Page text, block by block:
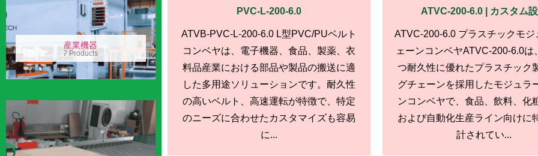
産業機器
7 Products
PVC-L-200-6.0
ATVB-PVC-L-200-6.0 L型PVC/PUベルト
コンベヤは、電子機器、食品、製薬、衣
料品産業における部品や製品の搬送に適
した多用途ソリューションです。耐久性
の高いベルト、高速運転が特徴で、特定
のニーズに合わせたカスタマイズも容易
に...
ATVC-200-6.0 | カスタム
ATVC-200-6.0 プラスチックモジ
ェーンコンベヤATVC-200-6.0は
つ耐久性に優れたプラスチック
グチェーンを採用したモジュラ
ンコンベヤで、食品、飲料、化
および自動化生産ライン向けに
計されてい...